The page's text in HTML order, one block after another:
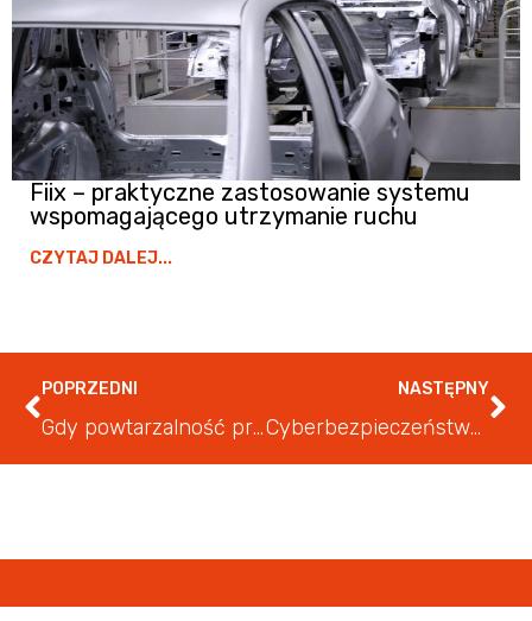
Fiix – praktyczne zastosowanie systemu
wspomagającego utrzymanie ruchu
CZYTAJ DALEJ...
POPRZEDNI
Gdy powtarzalność produkcji jest kluczowa | Case study
NASTĘPNY
Cyberbezpieczeństwo obszaru OT (Operational Technology) – dlaczego trzeba zadbać o tę część swojego biznesu?